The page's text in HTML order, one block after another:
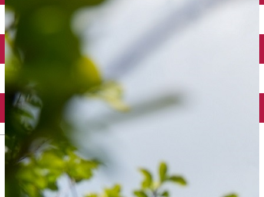
English
Închirieri auto
Închirieri biciclete
Încărcare vehicule electrice